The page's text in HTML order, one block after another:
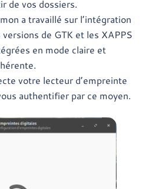
de vos dossiers.
a travaillé sur l’intégration
de GTK et les XAPPS
en mode claire et
votre lecteur d’empreinte
authentifier par ce moyen.